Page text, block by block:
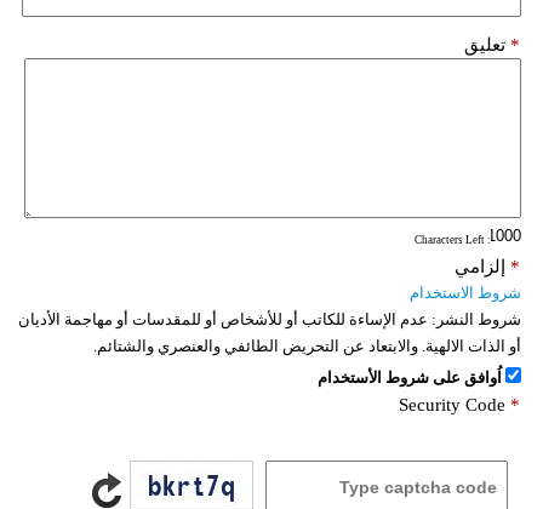
تعليق *
: Characters Left
إلزامي *
شروط الاستخدام
شروط النشر: عدم الإساءة للكاتب أو للأشخاص أو للمقدسات أو مهاجمة الأديان
أو الذات الالهية. والابتعاد عن التحريض الطائفي والعنصري والشتائم.
اُوافق على شروط الأستخدام
Security Code *